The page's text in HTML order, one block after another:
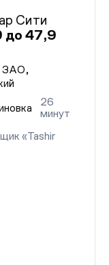
Сити
до 47,9
ЗАО,
26
минут
«Tashir